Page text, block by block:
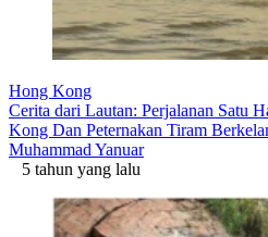
Hong Kong
Cerita dari Lautan: Perjalanan Satu
Kong Dan Peternakan Tiram
Muhammad Yanuar
5 tahun yang lalu